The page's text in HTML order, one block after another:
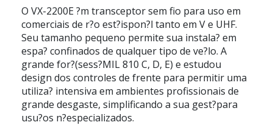
O VX-2200E ?m transceptor sem fio para uso em
comerciais de r?o est?ispon?l tanto em V e UHF.
Seu tamanho pequeno permite sua instala? em
espa? confinados de qualquer tipo de ve?lo. A
grande for?(sess?MIL 810 C, D, E) e estudou
design dos controles de frente para permitir uma
utiliza? intensiva em ambientes profissionais de
grande desgaste, simplificando a sua gest?para
usu?os n?especializados.